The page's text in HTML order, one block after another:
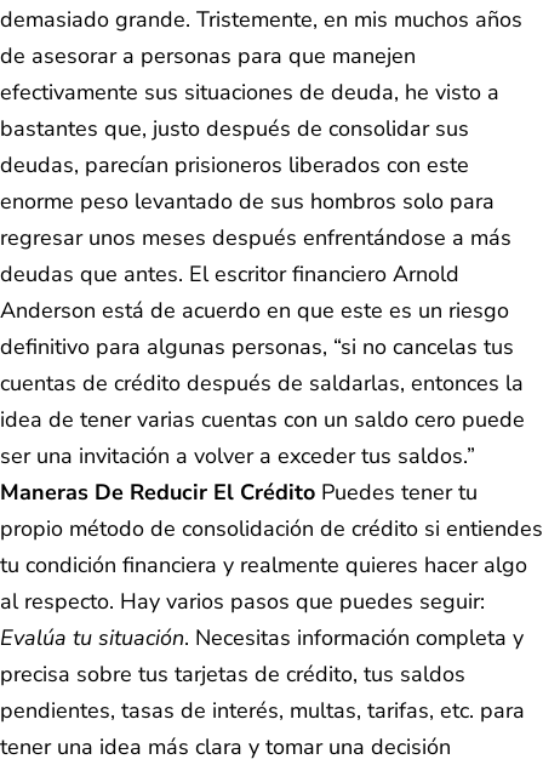
demasiado grande. Tristemente, en mis muchos años
de asesorar a personas para que manejen
efectivamente sus situaciones de deuda, he visto a
bastantes que, justo después de consolidar sus
deudas, parecían prisioneros liberados con este
enorme peso levantado de sus hombros solo para
regresar unos meses después enfrentándose a más
deudas que antes. El escritor financiero Arnold
Anderson está de acuerdo en que este es un riesgo
definitivo para algunas personas, “si no cancelas tus
cuentas de crédito después de saldarlas, entonces la
idea de tener varias cuentas con un saldo cero puede
ser una invitación a volver a exceder tus saldos.”
Maneras De Reducir El Crédito Puedes tener tu
propio método de consolidación de crédito si entiendes
tu condición financiera y realmente quieres hacer algo
al respecto. Hay varios pasos que puedes seguir:
Evalúa tu situación. Necesitas información completa y
precisa sobre tus tarjetas de crédito, tus saldos
pendientes, tasas de interés, multas, tarifas, etc. para
tener una idea más clara y tomar una decisión